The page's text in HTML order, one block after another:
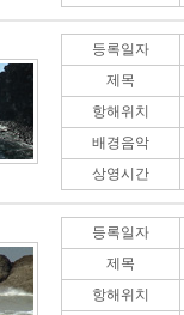
등록일자
제목
항해위치
배경음악
상영시간
등록일자
제목
항해위치